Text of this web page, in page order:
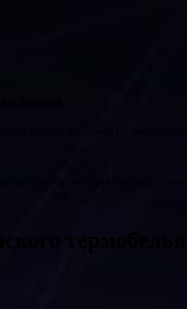
панель заголовка по